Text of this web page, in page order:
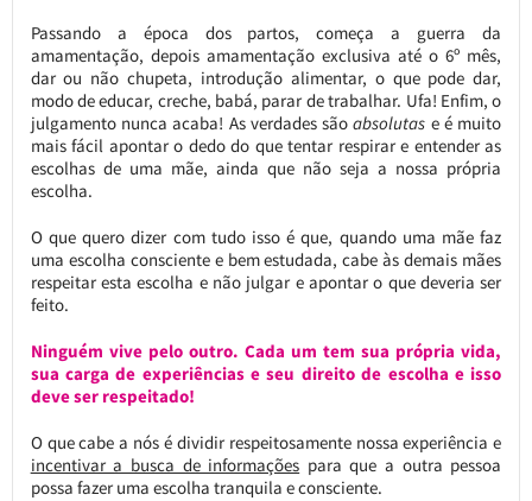
Passando a época dos partos, começa a guerra da
amamentação, depois amamentação exclusiva até o 6º mês,
dar ou não chupeta, introdução alimentar, o que pode dar,
modo de educar, creche, babá, parar de trabalhar. Ufa! Enfim, o
julgamento nunca acaba! As verdades sãoabsolutas e é muito
mais fácil apontar o dedo do que tentar respirar e entender as
escolhas de uma mãe, ainda que não seja a nossa própria
escolha.
O que quero dizer com tudo isso é que, quando uma mãe faz
uma escolha consciente e bem estudada, cabe às demais mães
respeitar esta escolha e não julgar e apontar o que deveria ser
feito.
Ninguém vive pelo outro. Cada um tem sua própria vida,
sua carga de experiências e seu direito de escolha e isso
deve ser respeitado!
O que cabe a nós é dividir respeitosamente nossa experiência e
incentivar a busca de informações para que a outra pessoa
possa fazer uma escolha tranquila e consciente.